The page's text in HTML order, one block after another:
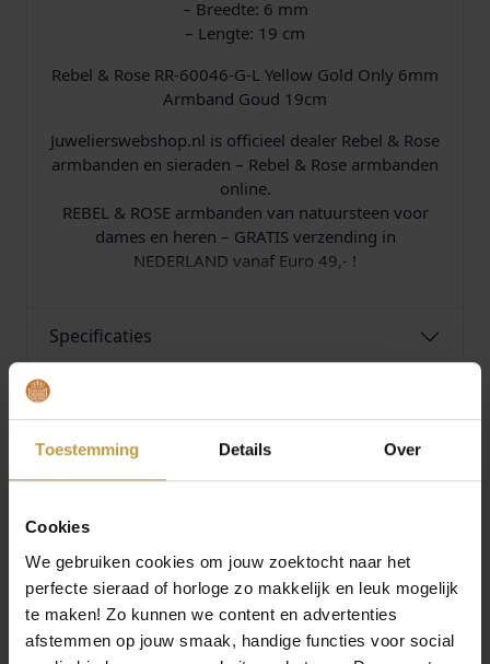
Toestemming Details Over
Cookies
We gebruiken cookies om jouw zoektocht naar het
perfecte sieraad of horloge zo makkelijk en leuk mogelijk
te maken! Zo kunnen we content en advertenties
afstemmen op jouw smaak, handige functies voor social
a
n
a
l
– Breedte: 6 mm
– Lengte: 19 cm
Rebel & Rose RR-60046-G-L Yellow Gold Only 6mm
Armband Goud 19cm
Juwelierswebshop.nl is officieel dealer Rebel & Rose
armbanden en sieraden – Rebel & Rose armbanden
online.
REBEL & ROSE armbanden van natuursteen voor
dames en heren – GRATIS verzending in
NEDERLAND vanaf Euro 49,- !
Specificaties
MEER VAN REBEL AND ROSE
Aanbieding!
€239,00O
o
r
s
€178,00 H
u
i
d
REBEL AND ROSE
TWISTED 925
Aanbieding!
€129,00 O
o
r
s
€88,00
u
d
REBEL AND ROSE
SMALL BRAIDED